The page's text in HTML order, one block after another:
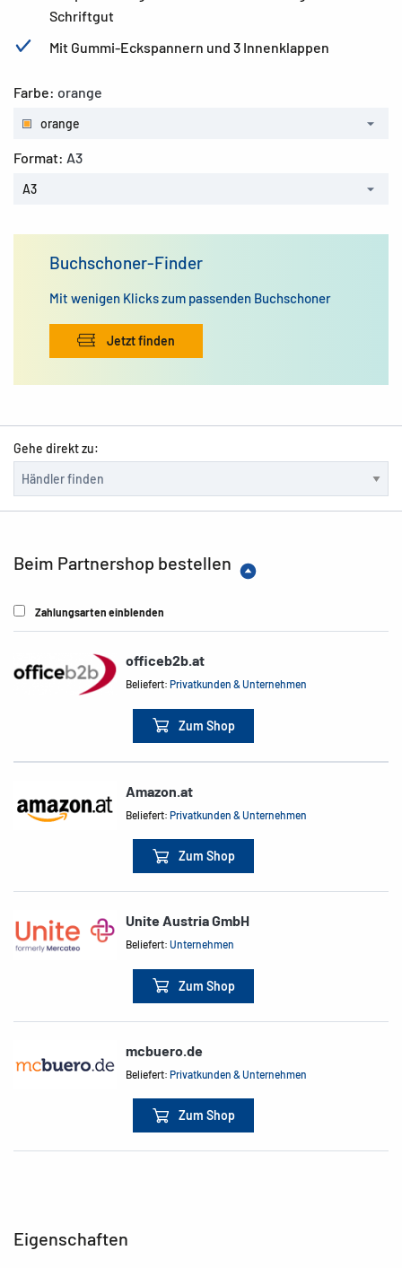
Schriftgut
Mit Gummi-Eckspannern und 3 Innenklappen
Farbe: orange
orange
Format: A3
A3
Buchschoner-Finder
Mit wenigen Klicks zum passenden Buchschoner
Jetzt finden
Gehe direkt zu:
Beim Partnershop bestellen
Zahlungsarten einblenden
officeb2b.at
Beliefert:Privatkunden & Unternehmen
Zum Shop
Amazon.at
Beliefert:Privatkunden & Unternehmen
Zum Shop
Unite Austria GmbH
Beliefert:Unternehmen
Zum Shop
mcbuero.de
Beliefert:Privatkunden & Unternehmen
Zum Shop
Eigenschaften